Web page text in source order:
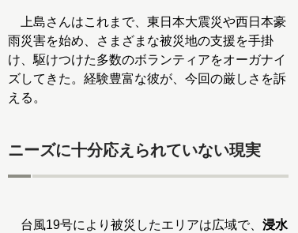
上島さんはこれまで、東日本大震災や西日本豪
雨災害を始め、さまざまな被災地の支援を手掛
け、駆けつけた多数のボランティアをオーガナイ
ズしてきた。経験豊富な彼が、今回の厳しさを訴
える。
ニーズに十分応えられていない現実
台風19号により被災したエリアは広域で、 浸水